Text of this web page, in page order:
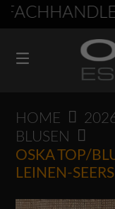
Springen
Inhalt
HOME
BLUSEN
OSKA TOP/
LEINEN-